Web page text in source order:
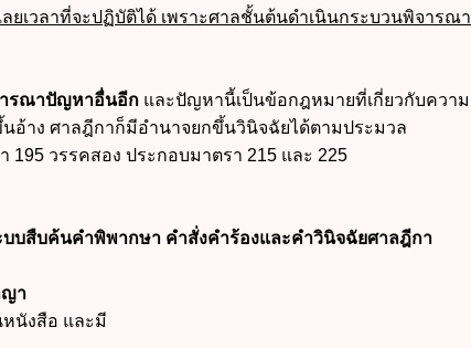
ลยเวลาที่จะปฏิบัติได้ เพราะศาลชั้นต้นดำเนินกระบวนพิจารณา
ารณาปัญหาอื่นอีก และปัญหานี้เป็นข้อกฎหมายที่เกี่ยวกับความ
อ้าง ศาลฎีกาก็มีอำนาจยกขึ้นวินิจฉัยได้ตามประมวล
195 วรรคสอง ประกอบมาตรา 215 และ 225
บบสืบค้นคำพิพากษา คำสั่งคำร้องและคำวินิจฉัยศาลฎีกา
ญา
นังสือ และมี